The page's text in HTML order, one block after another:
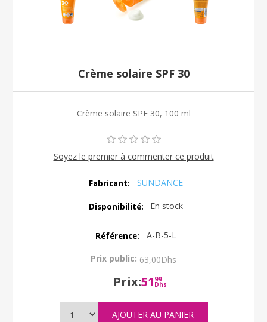
Crème solaire SPF 30
Crème solaire SPF 30, 100 ml
Soyez le premier à commenter ce produit
Fabricant: SUNDANCE
Disponibilité: En stock
Référence: A-B-5-L
Prix public: 63,00Dhs
Prix:51 99
Dhs